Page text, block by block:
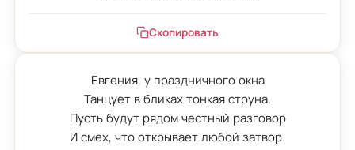
Скопировать
Евгения, у праздничного окна
Танцует в бликах тонкая струна.
Пусть будут рядом честный разговор
И смех, что открывает любой затвор.